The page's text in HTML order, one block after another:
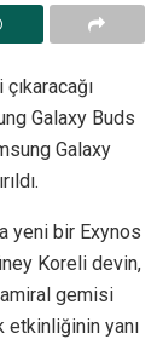
Galaxy Buds
Galaxy
yeni bir Exynos
Koreli devin,
gemisi
etkinliğinin yanı